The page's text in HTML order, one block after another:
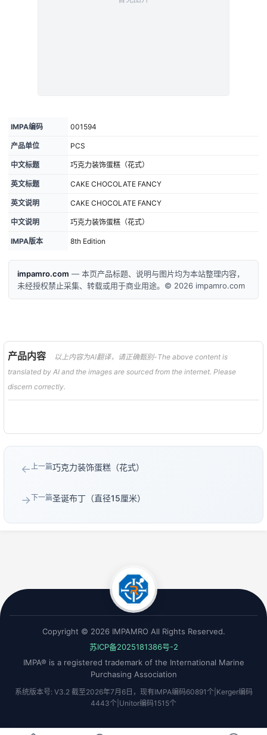
IMPA编码 001594
产品单位 PCS
中文标题 巧克力装饰蛋糕（花式）
英文标题 CAKE CHOCOLATE FANCY
英文说明 CAKE CHOCOLATE FANCY
中文说明 巧克力装饰蛋糕（花式）
IMPA版本 8th Edition
impamro.com — 本页产品标题、说明与图片均为本站整理内容，
未经授权禁止采集、转载或用于商业用途。© 2026 impamro.com
产品内容
以上内容为AI翻译，请正确甄别-The above content is
translated by AI and the images are sourced from the internet. Please
discern correctly.
←上一篇巧克力装饰蛋糕（花式）
→下一篇圣诞布丁（直径15厘米）
Copyright © 2026 IMPAMRO All Rights Reserved.
苏ICP备2025181386号-2
IMPA® is a registered trademark of the International Marine
Purchasing Association
系统版本号: V3.2 截至2026年7月6日，现有IMPA编码60891个|Kerger编码
4443个|Unitor编码1515个